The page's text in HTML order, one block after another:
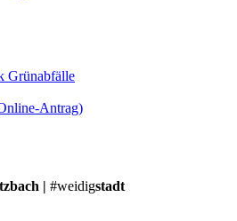
Grünabfälle
Antrag)
| #weidigstadt